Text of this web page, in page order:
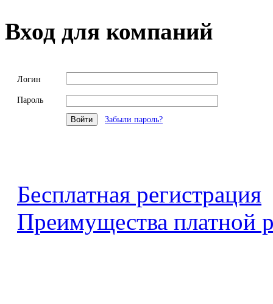
Вход для компаний
Логин
Пароль
Забыли пароль?
Бесплатная регистрация
Преимущества платной